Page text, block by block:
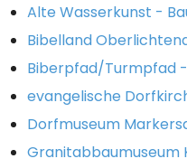
Alte Wasserkunst -
Bibelland
Biberpfad/Turmpfad
evangelische
Dorfmuseum
Granitabbaumuseum